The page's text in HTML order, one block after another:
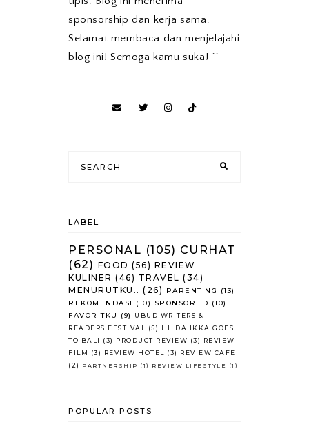
sponsorship dan kerja sama.
Selamat membaca dan menjelajahi
blog ini! Semoga kamu suka! ^^
LABEL
PERSONAL (105) CURHAT
(62) FOOD (56) REVIEW
KULINER (46) TRAVEL (34)
MENURUTKU.. (26) PARENTING
(13)
REKOMENDASI
(10) SPONSORED (10)
FAVORITKU
(9)
UBUD WRITERS &
READERS FESTIVAL
(5)
HILDA IKKA GOES
TO BALI
(3) PRODUCT REVIEW (3)
REVIEW
FILM
(3) REVIEW HOTEL (3)
REVIEW CAFE
(2)
PARTNERSHIP (1) REVIEW LIFESTYLE (1)
POPULAR POSTS